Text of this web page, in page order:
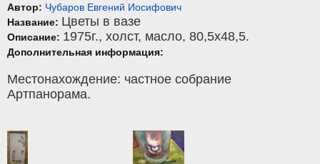
Автор: Чубаров Евгений Иосифович
Название: Цветы в вазе
Описание: 1975г., холст, масло, 80,5x48,5.
Дополнительная информация:
Местонахождение: частное собрание
Артпанорама.